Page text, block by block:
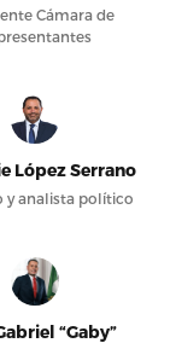
Cámara de
López Serrano
y analista político
“Gaby”